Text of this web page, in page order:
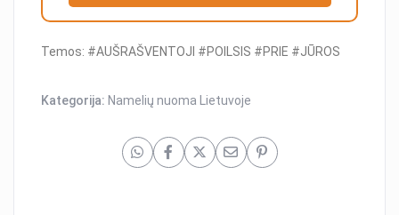
Temos: #AUŠRAŠVENTOJI #POILSIS #PRIE #JŪROS
Kategorija: Namelių nuoma Lietuvoje